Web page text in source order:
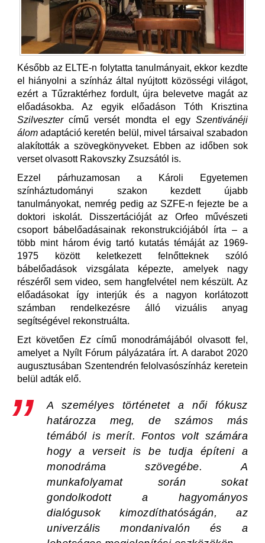
Később az ELTE-n folytatta tanulmányait, ekkor kezdte
el hiányolni a színház által nyújtott közösségi világot,
ezért a Tűzraktérhez fordult, újra belevetve magát az
előadásokba. Az egyik előadáson Tóth Krisztina
Szilvesztercímű versét mondta el egy Szentivánéji
álom adaptáció keretén belül, mivel társaival szabadon
alakították a szövegkönyveket. Ebben az időben sok
verset olvasott Rakovszky Zsuzsától is.
Ezzel párhuzamosan a Károli Egyetemen
színháztudományi szakon kezdett újabb
tanulmányokat, nemrég pedig az SZFE-n fejezte be a
doktori iskolát. Disszertációját az Orfeo művészeti
csoport bábelőadásainak rekonstrukciójából írta – a
több mint három évig tartó kutatás témáját az 1969-
1975 között keletkezett felnőtteknek szóló
bábelőadások vizsgálata képezte, amelyek nagy
részéről sem video, sem hangfelvétel nem készült. Az
előadásokat így interjúk és a nagyon korlátozott
számban rendelkezésre álló vizuális anyag
segítségével rekonstruálta.
Ezt követően Ez című monodrámájából olvasott fel,
amelyet a Nyílt Fórum pályázatára írt. A darabot 2020
augusztusában Szentendrén felolvasószínház keretein
belül adták elő.
A személyes történetet a női fókusz
határozza meg, de számos más
témából is merít. Fontos volt számára
hogy a verseit is be tudja építeni a
monodráma szövegébe. A
munkafolyamat során sokat
gondolkodott a hagyományos
dialógusok kimozdíthatóságán, az
univerzális mondanivalón és a